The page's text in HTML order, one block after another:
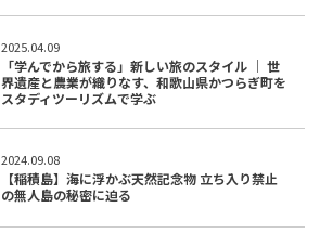
2025.04.09
「学んでから旅する」新しい旅のスタイル ｜ 世
界遺産と農業が織りなす、和歌山県かつらぎ町を
スタディツーリズムで学ぶ
2024.09.08
【稲積島】海に浮かぶ天然記念物 立ち入り禁止
の無人島の秘密に迫る